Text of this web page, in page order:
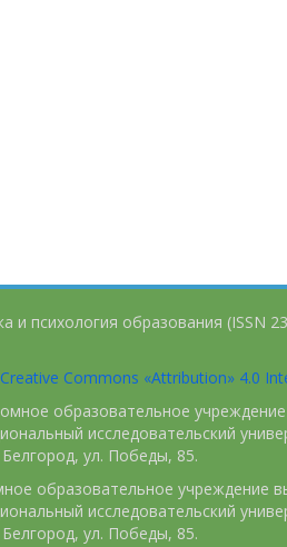
и психология образования (ISSN
Creative Commons «Attribution» 4.0
образовательное
исследовательский
ул. Победы, 85.
образовательное учреждение
исследовательский
ул. Победы, 85.